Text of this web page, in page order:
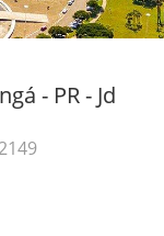
- PR - Jd